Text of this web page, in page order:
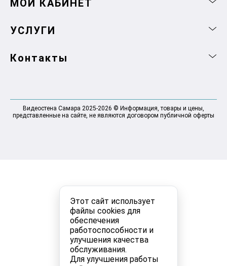
Этот сайт использует
файлы cookies для
обеспечения
работоспособности и
улучшения качества
обслуживания.
Для улучшения работы
МОЙ КАБИНЕТ
УСЛУГИ
Контакты
Видеостена Самара 2025-2026 © Информация, товары и цены,
представленные на сайте, не являются договором публичной оферты